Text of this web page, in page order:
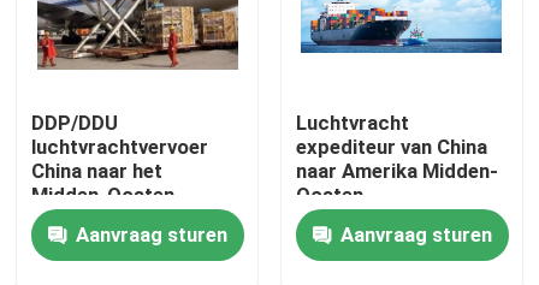
Thuis
Producten
DDP/DDU
luchtvrachtvervoer
China naar het
Midden-Oosten
Aanvraag sturen
Luchtvracht
expediteur van China
naar Amerika Midden-
Oosten
Aanvraag sturen